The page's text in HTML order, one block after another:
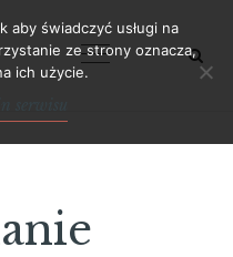
aby świadczyć usługi na
ze strony oznacza,
ich użycie.